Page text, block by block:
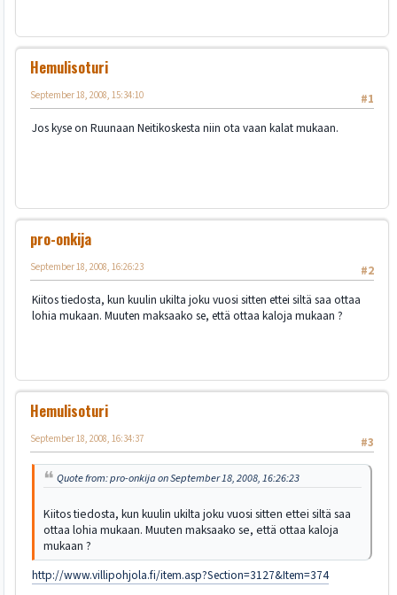
Hemulisoturi
#1
September 18, 2008, 15:34:10
Jos kyse on Ruunaan Neitikoskesta niin ota vaan kalat mukaan.
pro-onkija
#2
September 18, 2008, 16:26:23
Kiitos tiedosta, kun kuulin ukilta joku vuosi sitten ettei siltä saa ottaa
lohia mukaan. Muuten maksaako se, että ottaa kaloja mukaan ?
Hemulisoturi
#3
September 18, 2008, 16:34:37
Quote from: pro-onkija on September 18, 2008, 16:26:23
Kiitos tiedosta, kun kuulin ukilta joku vuosi sitten ettei siltä saa
ottaa lohia mukaan. Muuten maksaako se, että ottaa kaloja
mukaan ?
http://www.villipohjola.fi/item.asp?Section=3127&Item=374